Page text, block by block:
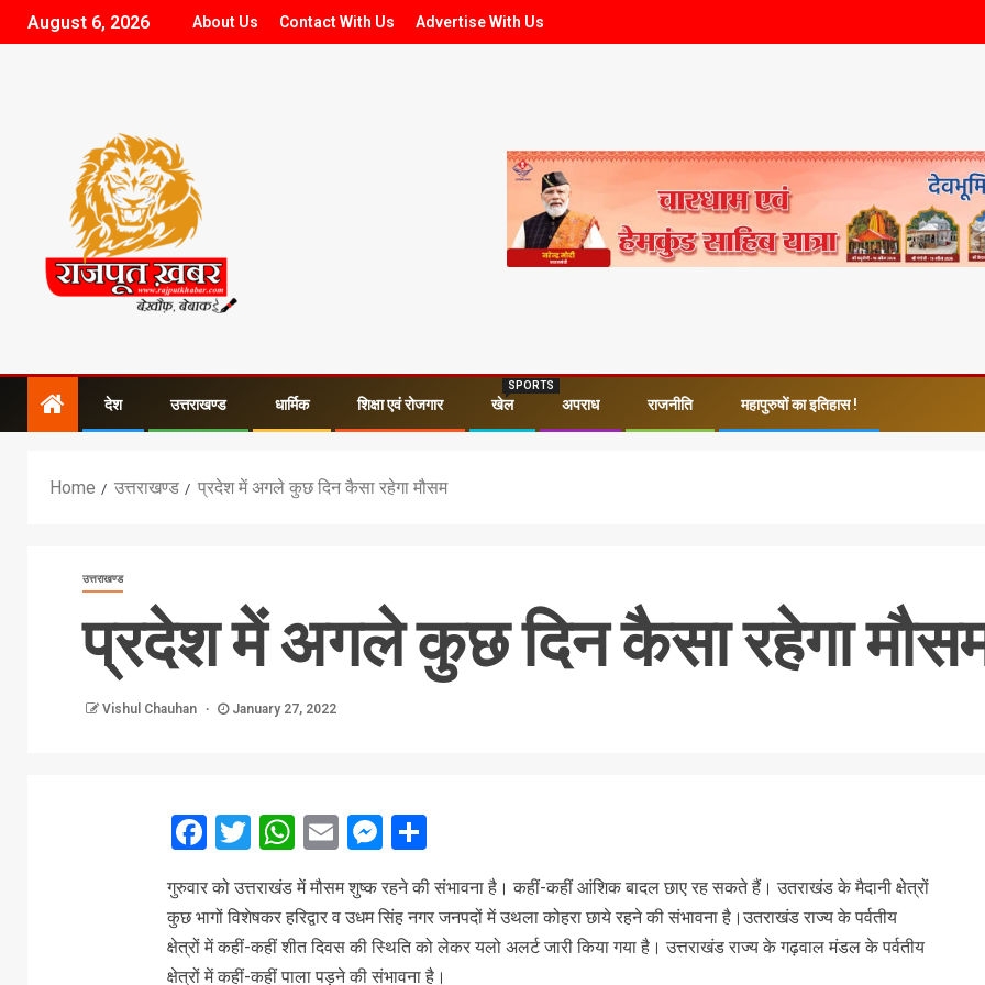
August 6, 2026 About Us Contact With Us Advertise With Us
देश उत्तराखण्ड धार्मिक शिक्षा एवं रोजगार खेल
SPORTS
अपराध राजनीति महापुरुषों का इतिहास !
Home उत्तराखण्ड प्रदेश में अगले कुछ दिन कैसा रहेगा मौसम
उत्तराखण्ड
प्रदेश में अगले कुछ दिन कैसा रहेगा
Vishul Chauhan January 27, 2022
Facebook
Twitter
WhatsApp
EmailMessenger
Share
गुरुवार को उत्तराखंड में मौसम शुष्क रहने की संभावना है। कहीं-कहीं आंशिक बादल छाए रह सकते हैं। उतराखंड के मैदानी क्षेत्रों
कुछ भागों विशेषकर हरिद्वार व उधम सिंह नगर जनपदों में उथला कोहरा छाये रहने की संभावना है।उतराखंड राज्य के पर्वतीय
क्षेत्रों में कहीं-कहीं शीत दिवस की स्थिति को लेकर यलो अलर्ट जारी किया गया है। उत्तराखंड राज्य के गढ़वाल मंडल के पर्वतीय
क्षेत्रों में कहीं-कहीं पाला पड़ने की संभावना है।